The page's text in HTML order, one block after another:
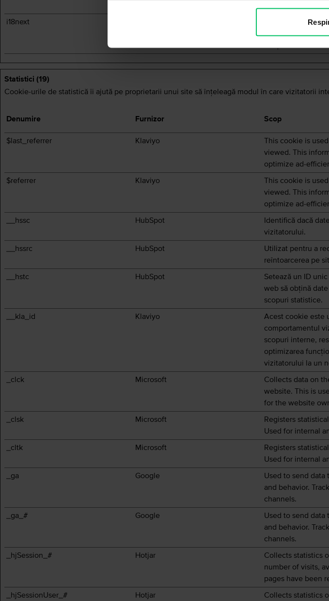
visitor.
i18next
Cookie-ul
vizitatorului –
conținutul cel mai
Statistici (19)
Cookie-urile de statistică îi ajută pe proprietarii unui site să înţeleagă modul în care vizitatorii
Denumire Furnizor Scop
$last_referrer Klaviyo
This cookie is
viewed. This
optimize ad-
$referrer Klaviyo
This cookie is
viewed. This
optimize ad-
__hssc HubSpot
Identifică dacă
vizitatorului.
__hssrc HubSpot
Utilizat pentru a
reîntoarcerea pe
__hstc HubSpot
Setează un ID
web să obțină
scopuri statistice.
__kla_id Klaviyo
Acest cookie este
comportamentul
scopuri interne,
optimizarea
vizitatorului la un
_clck Microsoft
Collects data on
website. This is
for the website
_clsk Microsoft
Registers
Used for internal
_cltk Microsoft
Registers
Used for internal
_ga
Google
Used to send
and behavior.
channels.
_ga_# Google
Used to send
and behavior.
channels.
_hjSession_# Hotjar
Collects statistics
number of visits,
pages have been
_hjSessionUser_# Hotjar Collects statistics